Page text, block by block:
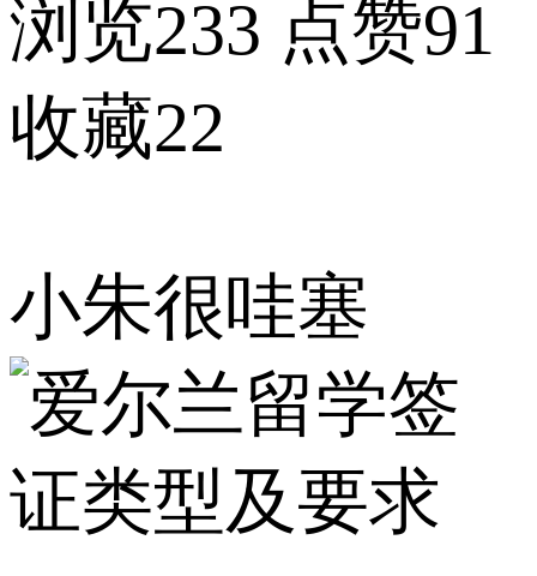
浏览233 点赞91
收藏22
小朱很哇塞